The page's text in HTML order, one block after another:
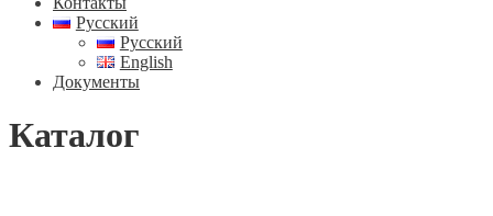
Русский
Русский
English
Документы
Каталог